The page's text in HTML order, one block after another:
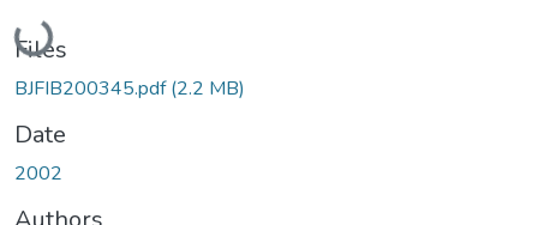
Loading...
Files
BJFIB200345.pdf(2.2 MB)
Date
2002